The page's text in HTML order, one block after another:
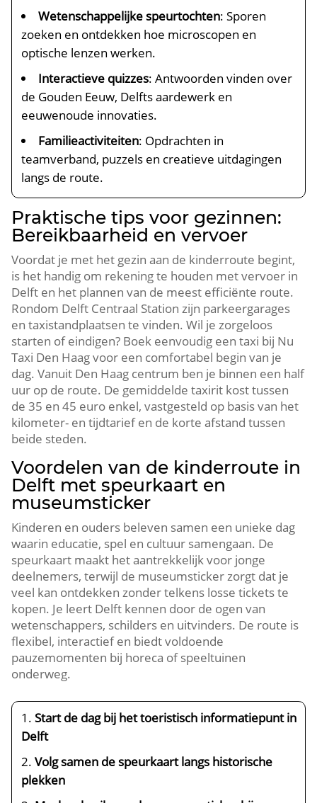
Wetenschappelijke speurtochten: Sporen
zoeken en ontdekken hoe microscopen en
optische lenzen werken.​
Interactieve quizzes: Antwoorden vinden over
de Gouden Eeuw, Delfts aardewerk en
eeuwenoude innovaties.​
Familieactiviteiten: Opdrachten in
teamverband, puzzels en creatieve uitdagingen
langs de route.​
Praktische tips voor gezinnen:
Bereikbaarheid en vervoer
Voordat je met het gezin aan de kinderroute begint,
is het handig om rekening te houden met vervoer in
Delft en het plannen van de meest efficiënte route.​
Rondom Delft Centraal Station zijn parkeergarages
en taxistandplaatsen te vinden.​ Wil je zorgeloos
starten of eindigen? Boek eenvoudig een taxi bij Nu
Taxi Den Haag voor een comfortabel begin van je
dag.​ Vanuit Den Haag centrum ben je binnen een half
uur op de route.​ De gemiddelde taxirit kost tussen
de 35 en 45 euro enkel, vastgesteld op basis van het
kilometer- en tijdtarief en de korte afstand tussen
beide steden.​
Voordelen van de kinderroute in
Delft met speurkaart en
museumsticker
Kinderen en ouders beleven samen een unieke dag
waarin educatie, spel en cultuur samengaan.​ De
speurkaart maakt het aantrekkelijk voor jonge
deelnemers, terwijl de museumsticker zorgt dat je
veel kan ontdekken zonder telkens losse tickets te
kopen.​ Je leert Delft kennen door de ogen van
wetenschappers, schilders en uitvinders.​ De route is
flexibel, interactief en biedt voldoende
pauzemomenten bij horeca of speeltuinen
onderweg.​
Start de dag bij het toeristisch informatiepunt in
Delft
Volg samen de speurkaart langs historische
plekken